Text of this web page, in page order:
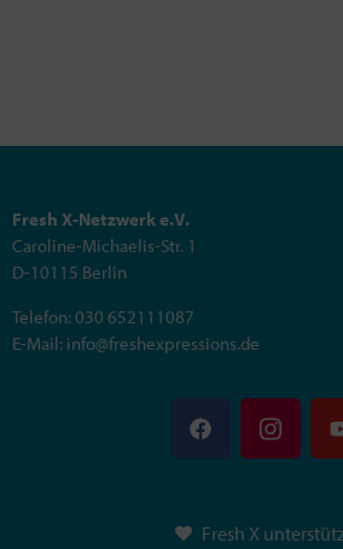
Fresh X-Netzwerk e.V.
Caroline-Michaelis-Str. 1
D-10115 Berlin
Telefon: 030 652111087
E-Mail: info@freshexpressions.de
Fresh X